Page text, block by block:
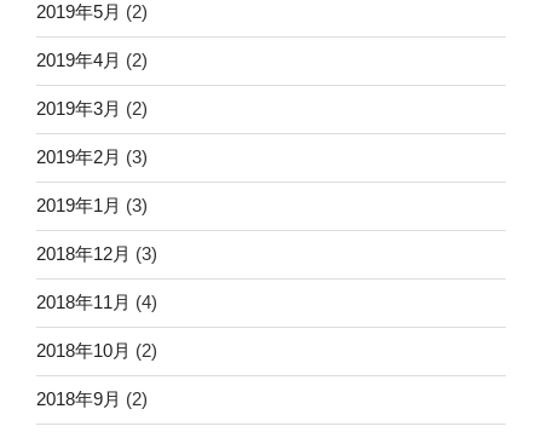
2019年5月 (2)
2019年4月 (2)
2019年3月 (2)
2019年2月 (3)
2019年1月 (3)
2018年12月 (3)
2018年11月 (4)
2018年10月 (2)
2018年9月 (2)